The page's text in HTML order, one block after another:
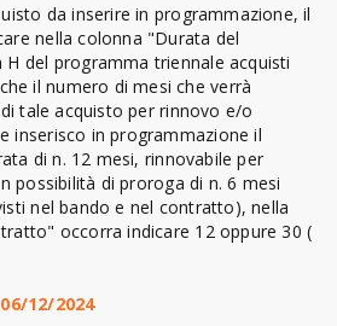
da inserire in programmazione, il
nella colonna "Durata del
del programma triennale acquisti
il numero di mesi che verrà
tale acquisto per rinnovo e/o
inserisco in programmazione il
di n. 12 mesi, rinnovabile per
possibilità di proroga di n. 6 mesi
nel bando e nel contratto), nella
occorra indicare 12 oppure 30 (
12/2024